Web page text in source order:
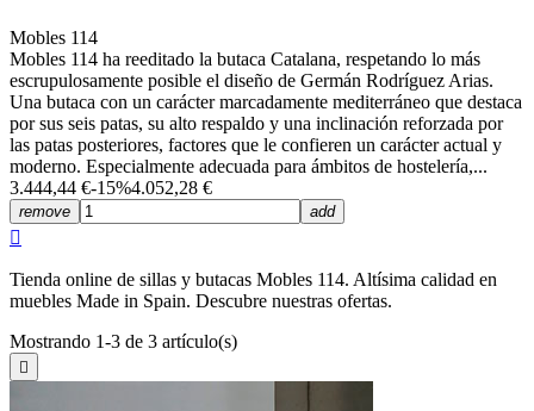
Mobles 114
Mobles 114 ha reeditado la butaca Catalana, respetando lo más
escrupulosamente posible el diseño de Germán Rodríguez Arias.
Una butaca con un carácter marcadamente mediterráneo que destaca
por sus seis patas, su alto respaldo y una inclinación reforzada por
las patas posteriores, factores que le confieren un carácter actual y
moderno. Especialmente adecuada para ámbitos de hostelería,...
3.444,44 €-15%4.052,28 €
remove add

Tienda online de sillas y butacas Mobles 114. Altísima calidad en
muebles Made in Spain. Descubre nuestras ofertas.
Mostrando 1-3 de 3 artículo(s)
